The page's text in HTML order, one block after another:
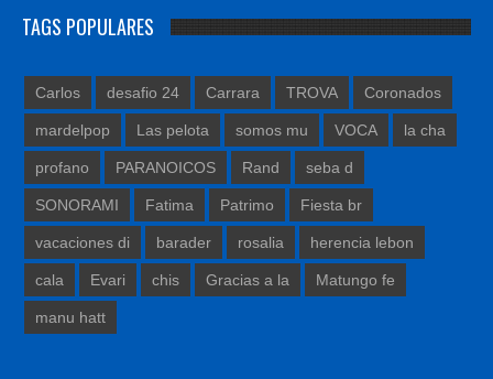
TAGS POPULARES
Carlos desafio 24 Carrara TROVA Coronados
mardelpop Las pelota somos mu VOCA la cha
profano PARANOICOS Rand seba d
SONORAMI Fatima Patrimo Fiesta br
vacaciones di barader rosalia herencia lebon
cala Evari chis Gracias a la Matungo fe
manu hatt